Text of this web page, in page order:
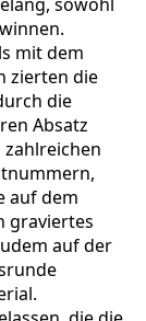
mit dem
zierten die
die
Absatz
auf dem
graviertes
auf der